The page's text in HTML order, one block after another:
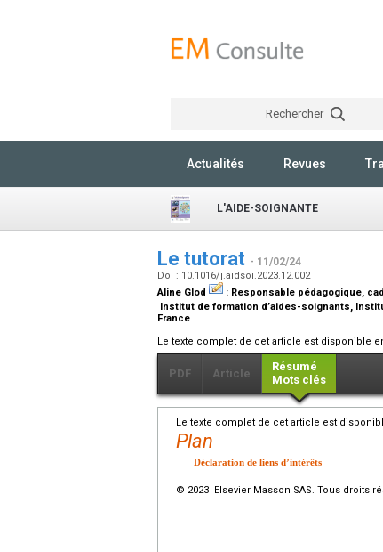
Rechercher
Actualités Revues
L'AIDE-SOIGNANTE
Le tutorat - 11/02/24
Doi : 10.1016/j.aidsoi.2023.12.002
Aline Glod
: Responsable pédagogique,
Institut de formation d’aides-soignants,
France
Le texte complet de cet article est disponible
PDF Article
Résumé
Mots clés
Le texte complet de cet article est
Plan
Déclaration de liens d’intérêts
© 2023 Elsevier Masson SAS. Tous droits